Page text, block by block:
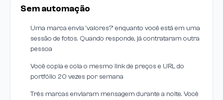
Sem automação
Uma marca envia 'valores?' enquanto você está em uma
sessão de fotos. Quando responde, já contrataram outra
pessoa
Você copia e cola o mesmo link de preços e URL do
portfólio 20 vezes por semana
Três marcas enviaram mensagem durante a noite. Você